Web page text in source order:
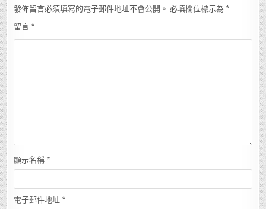
發佈留言必須填寫的電子郵件地址不會公開。 必填欄位標示為 *
留言 *
顯示名稱 *
電子郵件地址 *